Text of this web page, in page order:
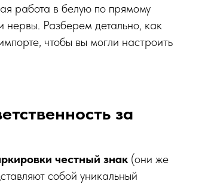
работа в белую по прямому
нервы. Разберем детально, как
чтобы вы могли настроить
за
честный знак (они же
собой уникальный